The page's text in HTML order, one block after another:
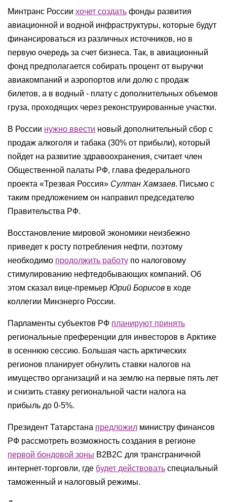
Минтранс России хочет создать фонды развития
авиационной и водной инфраструктуры, которые будут
финансироваться из различных источников, но в
первую очередь за счет бизнеса. Так, в авиационный
фонд предполагается собирать процент от выручки
авиакомпаний и аэропортов или долю с продаж
билетов, а в водный - плату с дополнительных объемов
груза, проходящих через реконструированные участки.
В России нужно ввести новый дополнительный сбор с
продаж алкоголя и табака (30% от прибыли), который
пойдет на развитие здравоохранения, считает член
Общественной палаты РФ, глава федерального
проекта «Трезвая Россия» Султан Хамзаев. Письмо с
таким предложением он направил председателю
Правительства РФ.
Восстановление мировой экономики неизбежно
приведет к росту потребления нефти, поэтому
необходимо продолжить работу по налоговому
стимулированию нефтедобывающих компаний. Об
этом сказал вице-премьер Юрий Борисов в ходе
коллегии Минэнерго России.
Парламенты субъектов РФ планируют принять
региональные преференции для инвесторов в Арктике
в осеннюю сессию. Большая часть арктических
регионов планирует обнулить ставки налогов на
имущество организаций и на землю на первые пять лет
и снизить ставку региональной части налога на
прибыль до 0-5%.
Президент Татарстана предложил министру финансов
РФ рассмотреть возможность создания в регионе
первой бондовой зоны B2B2C для трансграничной
интернет-торговли, где будет действовать специальный
таможенный и налоговый режимы.